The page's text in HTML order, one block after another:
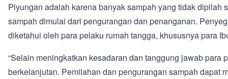
Piyungan adalah karena banyak sampah yang tidak
sampah dimulai dari pengurangan dan penanganan.
diketahui oleh para pelaku rumah tangga, khususnya para
“Selain meningkatkan kesadaran dan tanggung jawab
berkelanjutan. Pemilahan dan pengurangan sampah dapat